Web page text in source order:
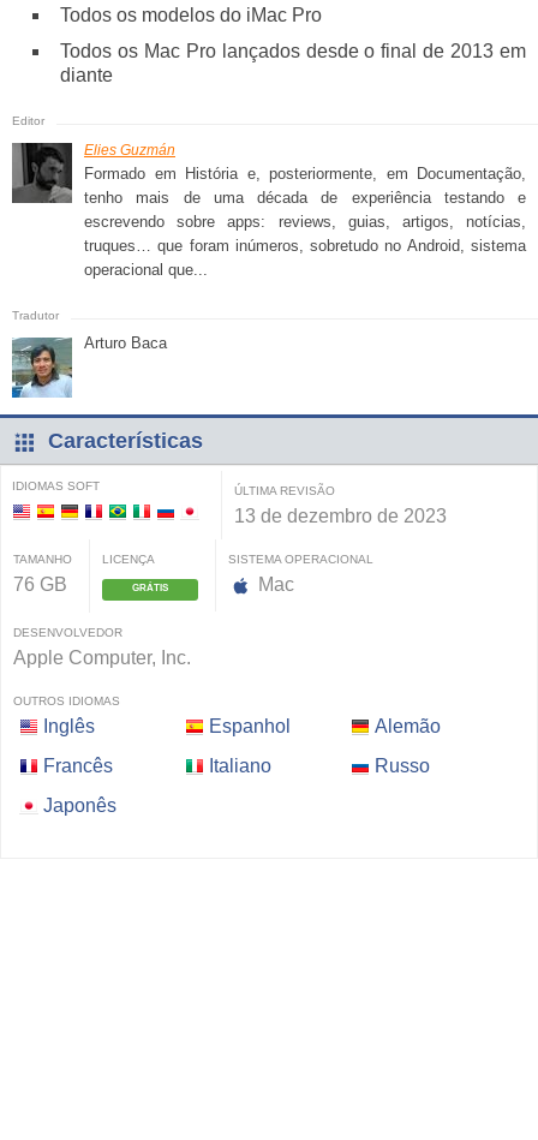
Todos os modelos do iMac Pro
Todos os Mac Pro lançados desde o final de 2013 em
diante
Elies Guzmán
Formado em História e, posteriormente, em Documentação,
tenho mais de uma década de experiência testando e
escrevendo sobre apps: reviews, guias, artigos, notícias,
truques… que foram inúmeros, sobretudo no Android, sistema
operacional que...
Arturo Baca
Características
IDIOMAS SOFT ÚLTIMA REVISÃO
13 de dezembro de 2023
TAMANHO
76 GB
LICENÇA
GRÁTIS
SISTEMA OPERACIONAL
Mac
DESENVOLVEDOR
Apple Computer, Inc.
OUTROS IDIOMAS
Inglês Espanhol
Alemão
Francês
Italiano
Russo
Japonês